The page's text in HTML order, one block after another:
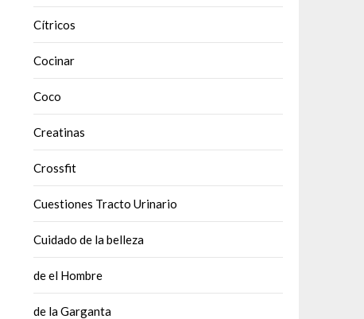
Cítricos
Cocinar
Coco
Creatinas
Crossfit
Cuestiones Tracto Urinario
Cuidado de la belleza
de el Hombre
de la Garganta